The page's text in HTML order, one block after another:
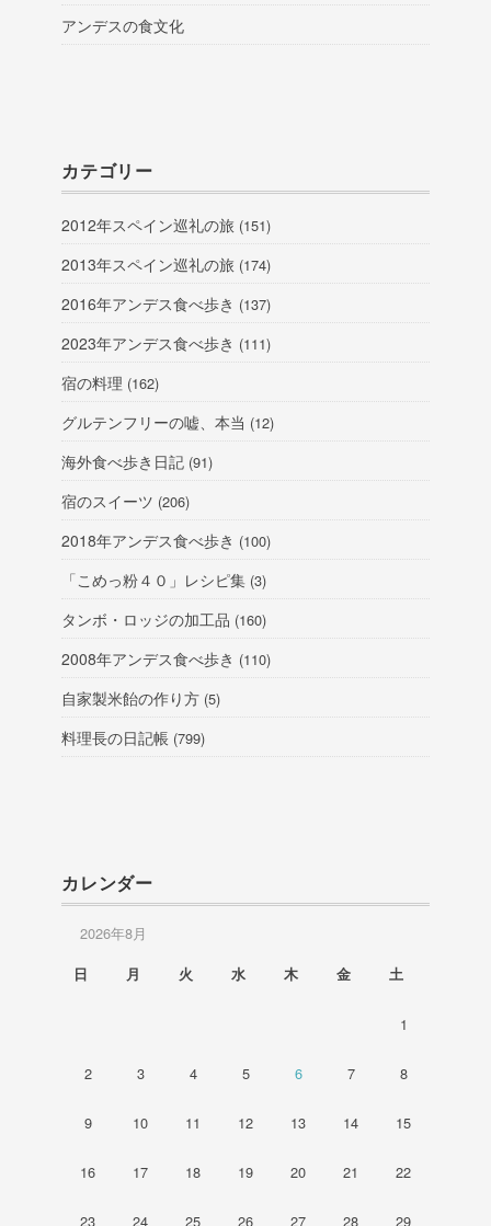
アンデスの食文化
カテゴリー
2012年スペイン巡礼の旅 (151)
2013年スペイン巡礼の旅 (174)
2016年アンデス食べ歩き (137)
2023年アンデス食べ歩き (111)
宿の料理 (162)
グルテンフリーの嘘、本当 (12)
海外食べ歩き日記 (91)
宿のスイーツ (206)
2018年アンデス食べ歩き (100)
「こめっ粉４０」レシピ集 (3)
タンボ・ロッジの加工品 (160)
2008年アンデス食べ歩き (110)
自家製米飴の作り方 (5)
料理長の日記帳 (799)
カレンダー
2026年8月
日 月 火 水 木 金 土
1
2 3 4 5 6 7 8
9 10 11 12 13 14 15
16 17 18 19 20 21 22
23 24 25 26 27 28 29